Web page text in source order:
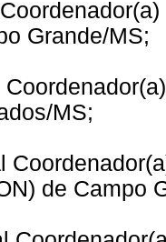
Grande/MS;
MS;
de Campo